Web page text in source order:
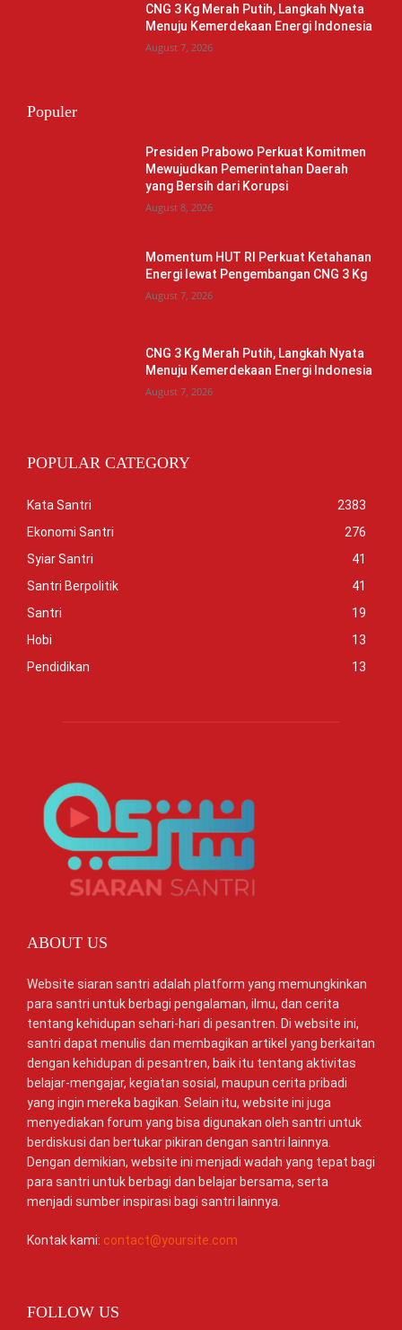
CNG 3 Kg Merah Putih, Langkah Nyata
Menuju Kemerdekaan Energi Indonesia
August 7, 2026
Populer
Presiden Prabowo Perkuat Komitmen
Mewujudkan Pemerintahan Daerah
yang Bersih dari Korupsi
August 8, 2026
Momentum HUT RI Perkuat Ketahanan
Energi lewat Pengembangan CNG 3 Kg
August 7, 2026
CNG 3 Kg Merah Putih, Langkah Nyata
Menuju Kemerdekaan Energi Indonesia
August 7, 2026
POPULAR CATEGORY
Kata Santri
2383
Ekonomi Santri
276
Syiar Santri
41
Santri Berpolitik
41
Santri
19
Hobi
13
Pendidikan
13
ABOUT US
Website siaran santri adalah platform yang memungkinkan
para santri untuk berbagi pengalaman, ilmu, dan cerita
tentang kehidupan sehari-hari di pesantren. Di website ini,
santri dapat menulis dan membagikan artikel yang berkaitan
dengan kehidupan di pesantren, baik itu tentang aktivitas
belajar-mengajar, kegiatan sosial, maupun cerita pribadi
yang ingin mereka bagikan. Selain itu, website ini juga
menyediakan forum yang bisa digunakan oleh santri untuk
berdiskusi dan bertukar pikiran dengan santri lainnya.
Dengan demikian, website ini menjadi wadah yang tepat bagi
para santri untuk berbagi dan belajar bersama, serta
menjadi sumber inspirasi bagi santri lainnya.
Kontak kami: contact@yoursite.com
FOLLOW US